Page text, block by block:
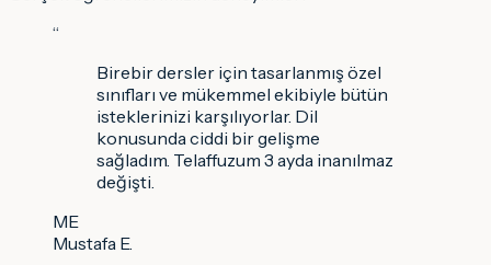
“
Birebir dersler için tasarlanmış özel
sınıfları ve mükemmel ekibiyle bütün
isteklerinizi karşılıyorlar. Dil
konusunda ciddi bir gelişme
sağladım. Telaffuzum 3 ayda inanılmaz
değişti.
ME
Mustafa E.